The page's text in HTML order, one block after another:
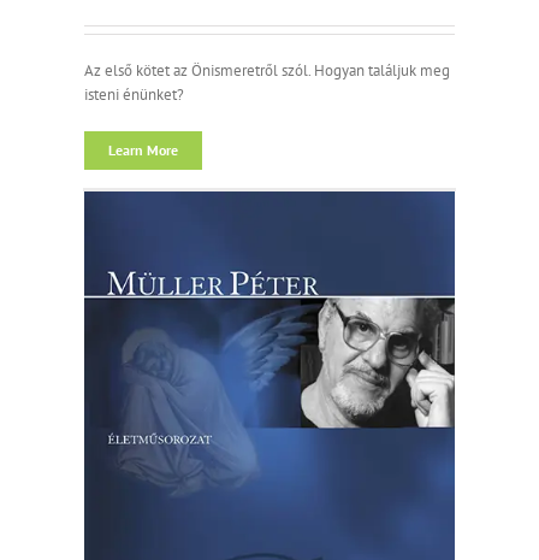
Az első kötet az Önismeretről szól. Hogyan találjuk meg
isteni énünket?
Learn More